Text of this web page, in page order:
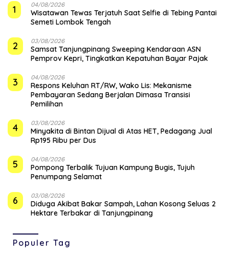
1 04/08/2026
Wisatawan Tewas Terjatuh Saat Selfie di Tebing Pantai
Semeti Lombok Tengah
2 03/08/2026
Samsat Tanjungpinang Sweeping Kendaraan ASN
Pemprov Kepri, Tingkatkan Kepatuhan Bayar Pajak
3 04/08/2026
‎Respons Keluhan RT/RW, Wako Lis: Mekanisme
Pembayaran Sedang Berjalan Dimasa Transisi
Pemilihan
4 03/08/2026
Minyakita di Bintan Dijual di Atas HET, Pedagang Jual
Rp195 Ribu per Dus
5 04/08/2026
Pompong Terbalik Tujuan Kampung Bugis, Tujuh
Penumpang Selamat
6 03/08/2026
Diduga Akibat Bakar Sampah, Lahan Kosong Seluas 2
Hektare Terbakar di Tanjungpinang
Populer Tag